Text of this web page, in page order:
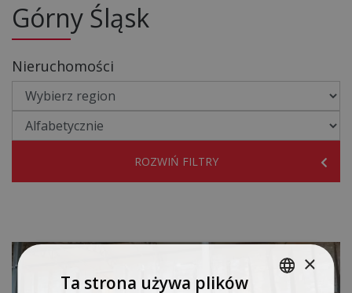
Górny Śląsk
Nieruchomości
ROZWIŃ FILTRY
×
Ta strona używa plików